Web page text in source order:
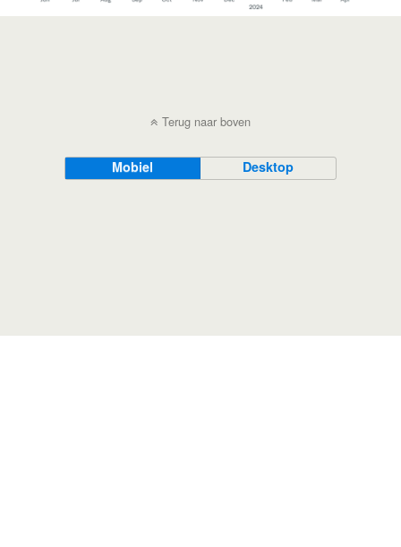
Terug naar boven
Mobiel Desktop